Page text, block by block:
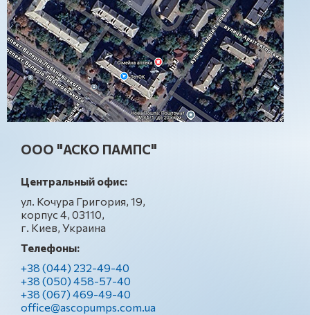
ООО "АСКО ПАМПС"
Центральный офис:
ул. Кочура Григория, 19,
корпус 4, 03110,
г. Киев, Украина
Телефоны:
+38 (044) 232-49-40
+38 (050) 458-57-40
+38 (067) 469-49-40
office@ascopumps.com.ua